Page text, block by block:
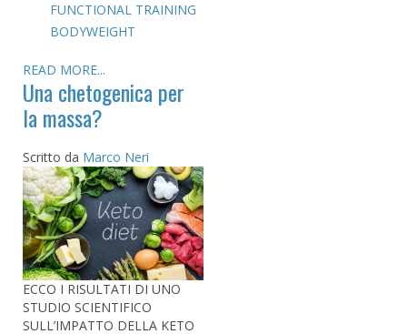
FUNCTIONAL TRAINING
BODYWEIGHT
READ MORE...
Una chetogenica per
la massa?
Scritto da Marco Neri
ECCO I RISULTATI DI UNO
STUDIO SCIENTIFICO
SULL’IMPATTO DELLA KETO